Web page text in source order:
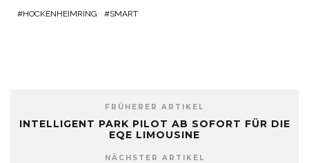
HOCKENHEIMRING SMART
FRÜHERER ARTIKEL
INTELLIGENT PARK PILOT AB SOFORT FÜR DIE
EQE LIMOUSINE
NÄCHSTER ARTIKEL